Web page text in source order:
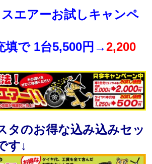
エアーお試しキャンペ
填で 1台5,500円→2,200
タのお得な込み込みセッ
す↓